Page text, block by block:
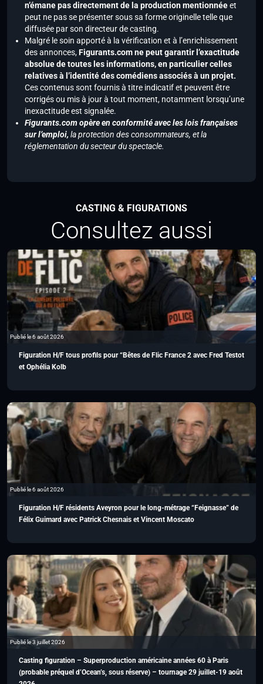
n’émane pas directement de la production mentionnéeet
peut ne pas se présenter sous sa forme originelle telle que
diffusée par son directeur de casting.
Malgré le soin apporté à la vérification et à l’enrichissement
des annonces,Figurants.com ne peut garantir l’exactitude
absolue de toutes les informations, en particulier celles
relatives à l’identité des comédiens associés à un projet.
Ces contenus sont fournis à titre indicatif et peuvent être
corrigés ou mis à jour à tout moment, notamment lorsqu’une
inexactitude est signalée.
Figurants.com opère en conformité avec les lois françaises
sur l’emploi, la protection des consommateurs, et la
réglementation du secteur du spectacle.
CASTING & FIGURATIONS
Consultez aussi
Publié le 6 août 2026
Figuration H/F tous profils pour “Bêtes de Flic France 2 avec Fred Testot
et Ophélia Kolb
Publié le 6 août 2026
Figuration H/F résidents Aveyron pour le long-métrage “Feignasse” de
Félix Guimard avec Patrick Chesnais et Vincent Moscato
Publié le 3 juillet 2026
Casting figuration – Superproduction américaine années 60 à Paris
(probable préquel d’Ocean’s, sous réserve) – tournage 29 juillet-19 août